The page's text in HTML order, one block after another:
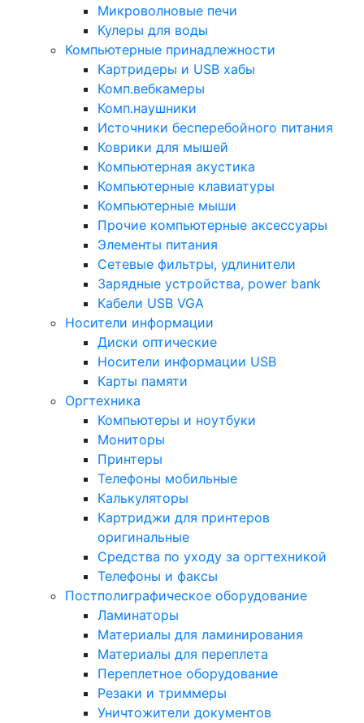
Микроволновые печи
Кулеры для воды
Компьютерные принадлежности
Картридеры и USB хабы
Комп.вебкамеры
Комп.наушники
Источники бесперебойного питания
Коврики для мышей
Компьютерная акустика
Компьютерные клавиатуры
Компьютерные мыши
Прочие компьютерные аксессуары
Элементы питания
Сетевые фильтры, удлинители
Зарядные устройства, power bank
Кабели USB VGA
Носители информации
Диски оптические
Носители информации USB
Карты памяти
Оргтехника
Компьютеры и ноутбуки
Мониторы
Принтеры
Телефоны мобильные
Калькуляторы
Картриджи для принтеров
оригинальные
Средства по уходу за оргтехникой
Телефоны и факсы
Постполиграфическое оборудование
Ламинаторы
Материалы для ламинирования
Материалы для переплета
Переплетное оборудование
Резаки и триммеры
Уничтожители документов